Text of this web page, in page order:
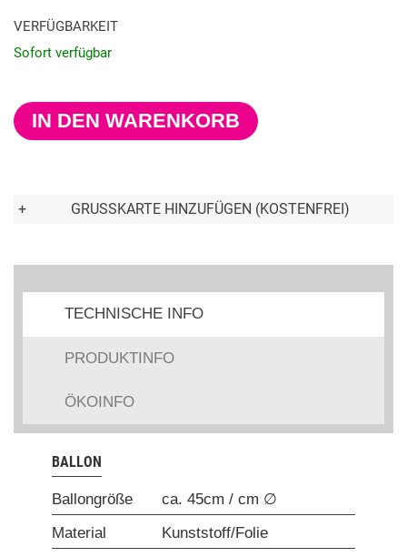
VERFÜGBARKEIT
Sofort verfügbar
IN DEN WARENKORB
+ GRUSSKARTE HINZUFÜGEN (KOSTENFREI)
TECHNISCHE INFO
PRODUKTINFO
ÖKOINFO
BALLON
Ballongröße
ca. 45cm / cm ∅
Material
Kunststoff/Folie